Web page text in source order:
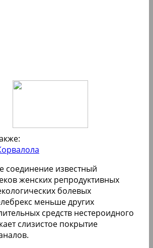
соединение известный
женских репродуктивных
болевых
меньше других
средств нестероидного
слизистое покрытие